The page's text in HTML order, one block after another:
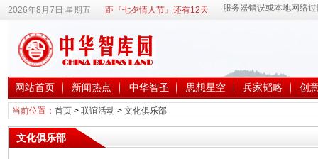
2026年8月7日 星期五 距『七夕情人节』还有12天
网站首页 新闻热点 中华智圣 思想星空 兵家韬略 创
当前位置： 首页> 联谊活动 > 文化俱乐部
文化俱乐部